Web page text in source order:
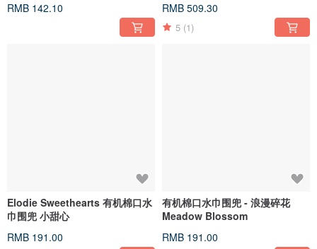
RMB 142.10
RMB 509.30
5 (1)
Elodie Sweethearts 有机棉口水
巾围兜 小甜心
RMB 191.00
有机棉口水巾围兜 - 浪漫碎花
Meadow Blossom
RMB 191.00